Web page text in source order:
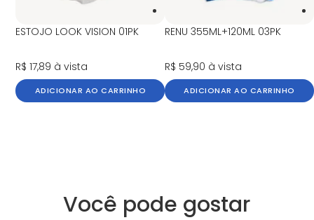
ESTOJO LOOK VISION 01PK
R$ 17,89 à vista
ADICIONAR AO CARRINHO
RENU 355ML+120ML 03PK
R$ 59,90 à vista
ADICIONAR AO CARRINHO
Você pode gostar